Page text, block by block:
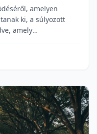
amelyen
ki, a súlyozott
amely